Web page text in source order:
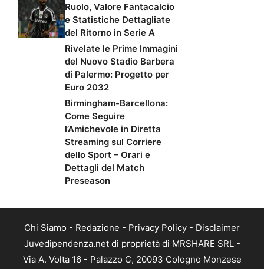
Ruolo, Valore Fantacalcio
e Statistiche Dettagliate
del Ritorno in Serie A
Rivelate le Prime Immagini
del Nuovo Stadio Barbera
di Palermo: Progetto per
Euro 2032
Birmingham-Barcellona:
Come Seguire
l’Amichevole in Diretta
Streaming sul Corriere
dello Sport – Orari e
Dettagli del Match
Preseason
Chi Siamo - Redazione - Privacy Policy - Disclaimer
Juvedipendenza.net di proprietà di MRSHARE SRL -
Via A. Volta 16 - Palazzo C, 20093 Cologno Monzese